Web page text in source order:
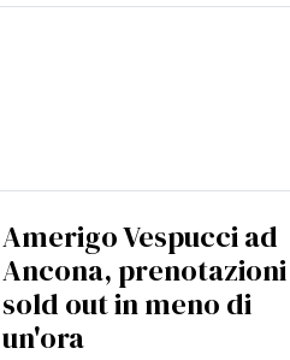
Amerigo Vespucci ad
Ancona, prenotazioni
sold out in meno di
un'ora